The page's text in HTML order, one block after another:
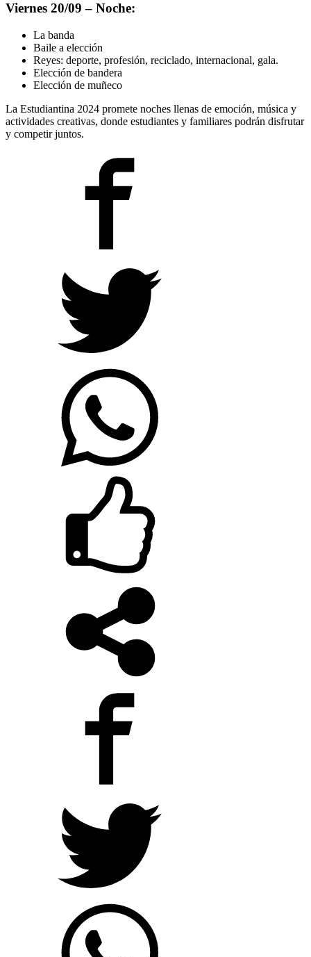
Viernes 20/09 – Noche:
La banda
Baile a elección
Reyes: deporte, profesión, reciclado, internacional, gala.
Elección de bandera
Elección de muñeco
La Estudiantina 2024 promete noches llenas de emoción, música y
actividades creativas, donde estudiantes y familiares podrán disfrutar
y competir juntos.